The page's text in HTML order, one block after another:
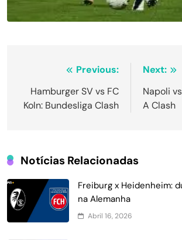
Navegação
de
Post
Previous:
Hamburger SV vs FC
Koln: Bundesliga Clash
Next:
Napoli
A Clash
Notícias Relacionadas
Freiburg x Heidenheim:
na Alemanha
Abril 16, 2026